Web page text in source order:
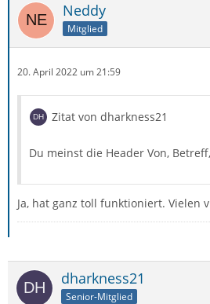
Neddy
Mitglied
20. April 2022 um 21:59
Zitat von dharkness21
Du meinst die Header Von,
Ja, hat ganz toll funktioniert. Vielen
dharkness21
Senior-Mitglied